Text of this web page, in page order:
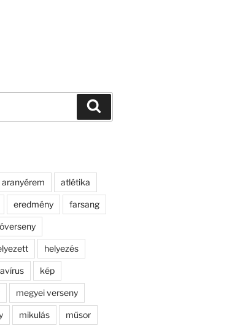
aranyérem atlétika
eredmény farsang
helyezés
kép
megyei verseny
mikulás műsor